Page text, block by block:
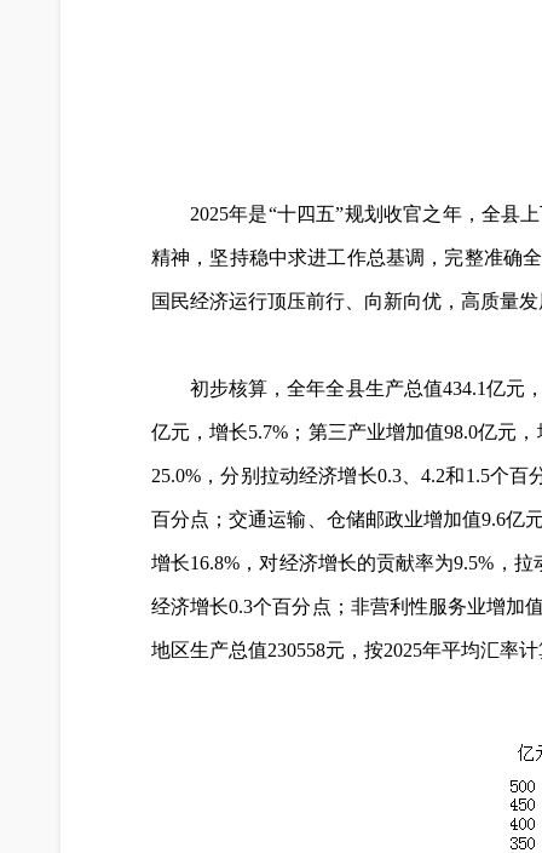
2025年是“十四五”规划收官之年，全县
精神，坚持稳中求进工作总基调，完整准确
国民经济运行顶压前行、向新向优，高质量
初步核算，全年全县生产总值434.1亿元
亿元，增长5.7%；第三产业增加值98.0亿元
25.0%，分别拉动经济增长0.3、4.2和1.5个
百分点；交通运输、仓储邮政业增加值9.6亿
增长16.8%，对经济增长的贡献率为9.5%，
经济增长0.3个百分点；非营利性服务业增加
地区生产总值230558元，按2025年平均汇率